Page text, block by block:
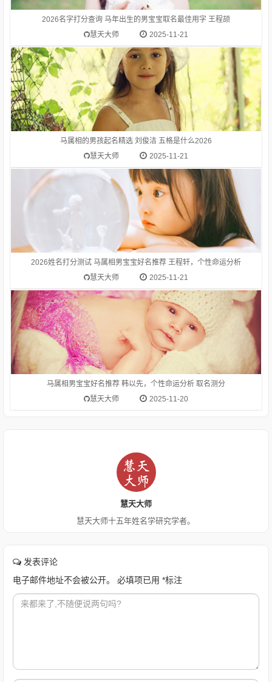
2026名字打分查询 马年出生的男宝宝取名最佳用字 王程颉
慧天大师
2025-11-21
木、禾、虫、米、人、月、土、才、钅、亻姓氏刘的笔画数是
15字解:刘（劉）liú姓。刘的涵义是：指战胜，克服；也指发，
马属相的男孩起名精选 刘俊洁 五格是什么2026
慧天大师
2025-11-21
1.2026生肖马(午)的吉祥名字推荐-王程轩王程轩 为通过偏旁部
首【禾】推荐而来生肖马(午)适合的偏旁部首为：艹、金、玉、
木、禾、虫、米、人、月、土、才、钅、亻姓氏王的笔画数是 4
字解:王wáng古代一国君主的称号，现代有些国家仍用这种称
号：王国。王法。公子王孙。王朝（ch俹 ）。
2026姓名打分测试 马属相男宝宝好名推荐 王程轩，个性命运分析
慧天大师
2025-11-21
1.生肖马(午)的吉祥名字推荐-韩以先韩以先 为通过偏旁部首
【人】推荐而来生肖马(午)适合的偏旁部首为：艹、金、玉、
木、禾、虫、米、人、月、土、才、钅、亻姓氏韩的笔画数是
17字解:韩（韓）hán中国周代诸侯国名，在今河南省中部、山西
省东南部。指“韩国”（位于亚洲朝鲜半岛南部
马属相男宝宝好名推荐 韩以先，个性命运分析 取名测分
慧天大师
2025-11-20
慧天大师
慧天大师十五年姓名学研究学者。
发表评论
电子邮件地址不会被公开。
必填项已用 *标注